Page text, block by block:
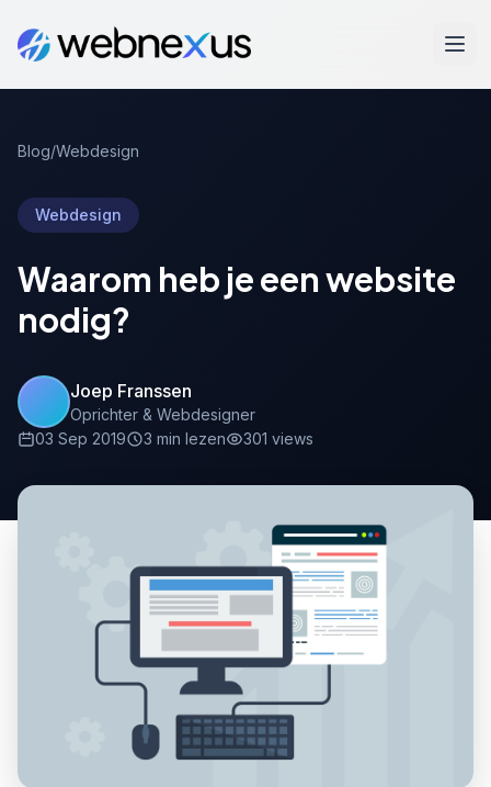
Blog/Webdesign
Webdesign
Waarom heb je een website
nodig?
Joep Franssen
Oprichter & Webdesigner
03 Sep 2019
3 min lezen 301 views